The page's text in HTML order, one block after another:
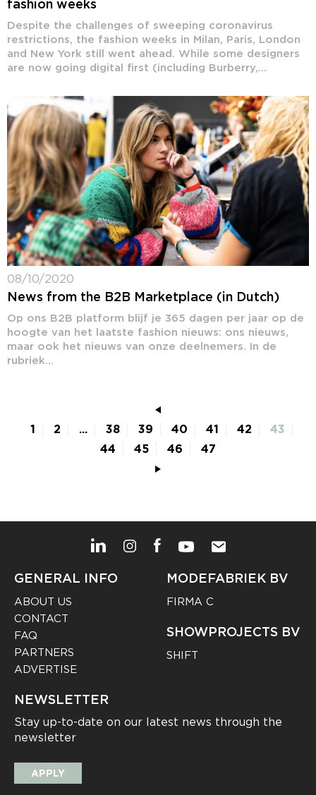
fashion weeks
Despite the challenges of sweeping coronavirus
restrictions, the fashion weeks in Milan, Paris, London
and New York still went ahead. While some designers
are now going digital first (including Burberry,...
08/10/2020
News from the B2B Marketplace (in Dutch)
Op ons B2B platform blijf je 365 dagen per jaar op de
hoogte van het laatste fashion nieuws: ons nieuws,
maar ook het nieuws van onze deelnemers. In de
rubriek...
1 2 ... 38 39 40 41 42
43
44
45 46 47
GENERAL INFO
ABOUT US
CONTACT
FAQ
PARTNERS
ADVERTISE
MODEFABRIEK BV
FIRMA C
SHOWPROJECTS BV
SHIFT
NEWSLETTER
Stay up-to-date on our latest news through the
newsletter
APPLY